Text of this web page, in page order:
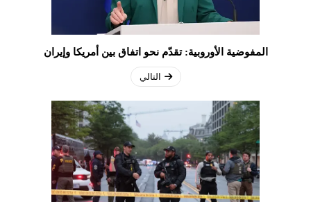
المفوضية الأوروبية: تقدّم نحو اتفاق بين أمريكا وإيران
التالي